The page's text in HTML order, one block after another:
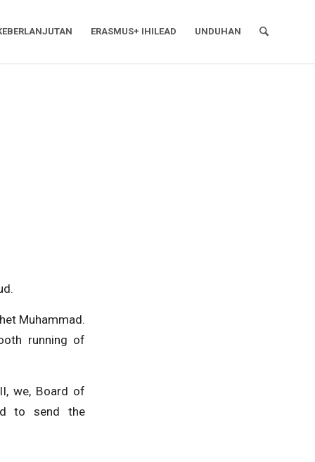
ERASMUS+ IHILEAD UNDUHAN
Muhammad.
running of
we, Board of
to send the